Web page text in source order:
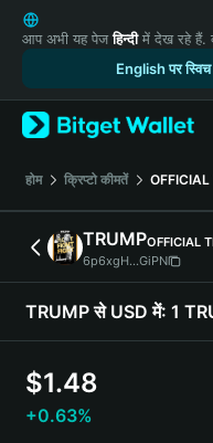
English
日本語
Русский
Español (Latinoamérica)
Türkçe
Italiano
Deutsch
简体中文
繁體中文
Português (Portugal)
हिन्दी
आप अभी यह पेजहिन्दीमें देख रहे हैं.
English पर
होम क्रिप्टो कीमतें
TRUMPOFFICIAL
6p6xgH...GiPN
TRUMP से USD में: 1
$1.48
+0.63%